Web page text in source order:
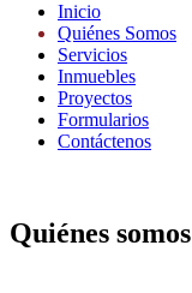
Inicio
Quiénes Somos
Servicios
Inmuebles
Proyectos
Formularios
Contáctenos
Quiénes somos